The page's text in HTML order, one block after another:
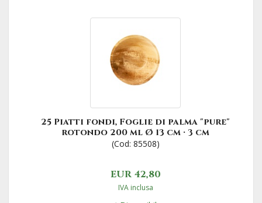
25 Piatti fondi, Foglie di palma "pure"
rotondo 200 ml Ø 13 cm · 3 cm
(Cod: 85508)
EUR 42,80
IVA inclusa